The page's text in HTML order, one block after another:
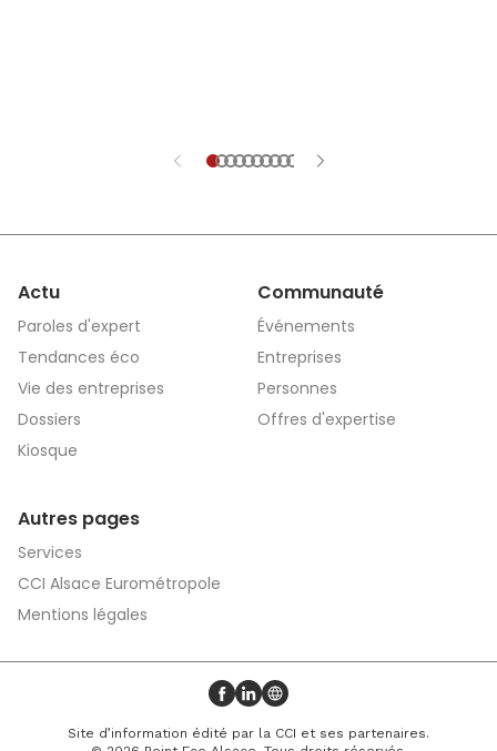
Actu
Paroles d'expert
Tendances éco
Vie des entreprises
Dossiers
Kiosque
Communauté
Événements
Entreprises
Personnes
Offres d'expertise
Autres pages
Services
CCI Alsace Eurométropole
Mentions légales
Profil Facebook
Profil LinkedIn
Site web
Site d’information édité par la CCI et ses partenaires.